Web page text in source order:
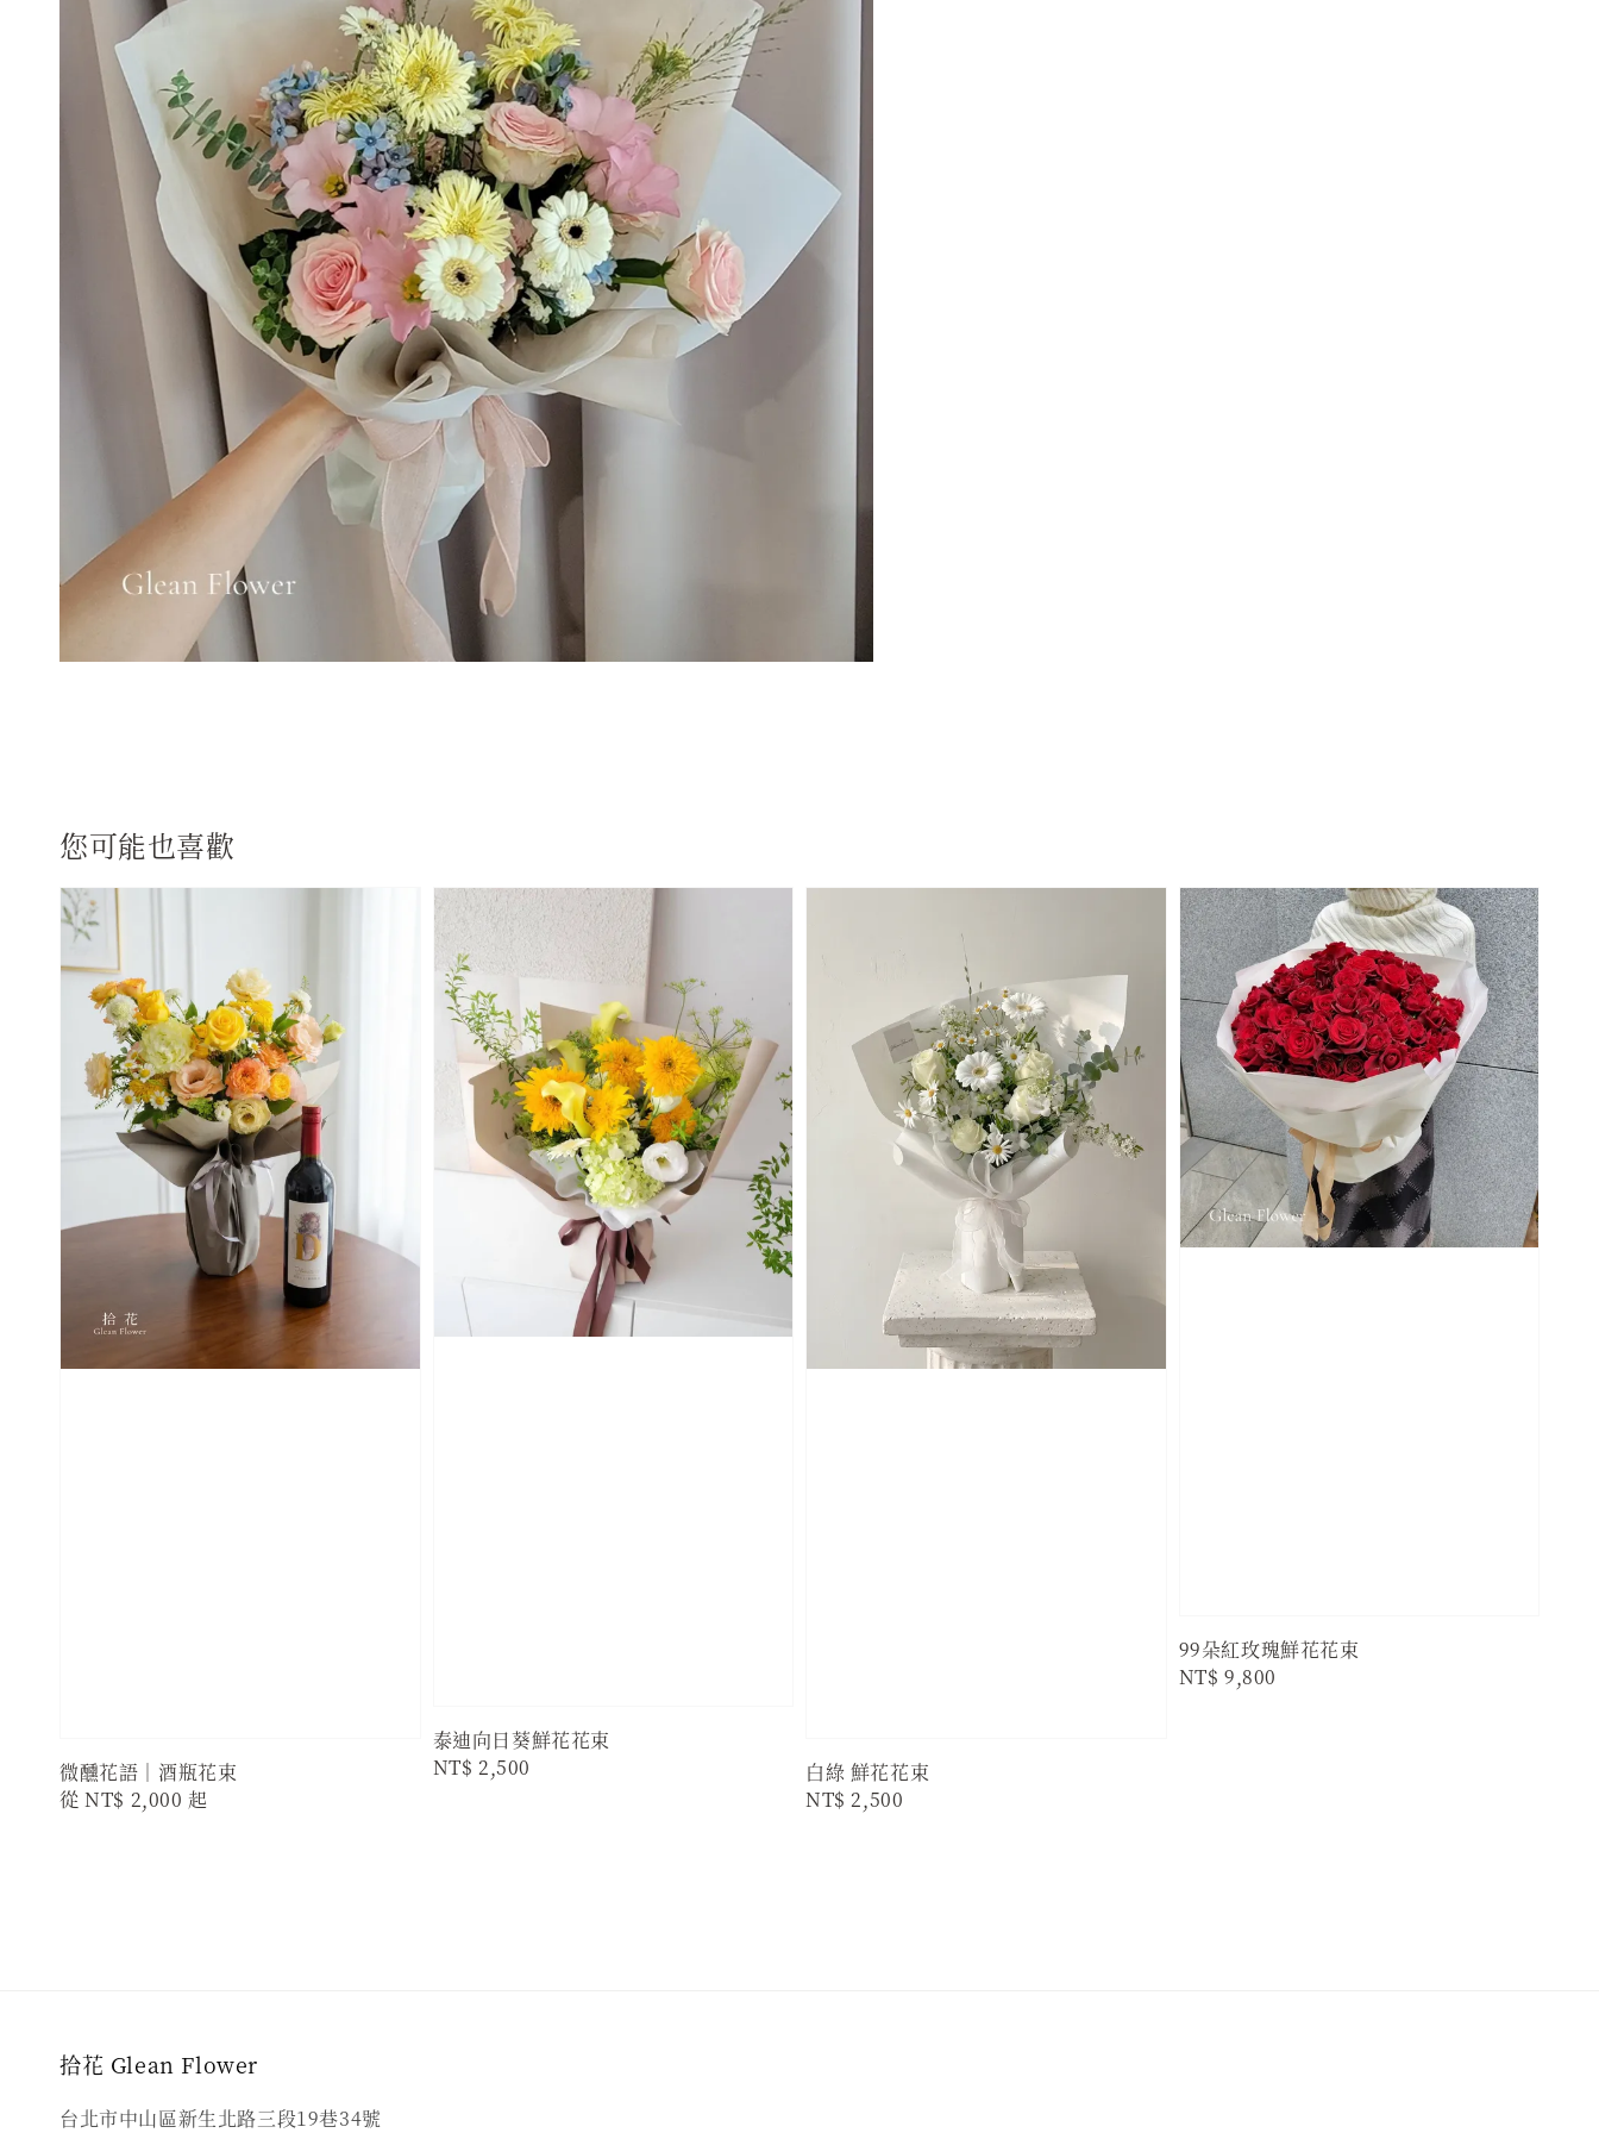
您可能也喜歡
微醺花語｜酒瓶花束
Regular
從NT$ 2,000 起
泰迪向日葵鮮花花束
Regular
NT$ 2,500
白綠 鮮花花束
Regular
NT$ 2,500
99朵紅玫瑰鮮花花束
Regular
NT$ 9,800
拾花 Glean Flower
台北市中山區新生北路三段19巷34號